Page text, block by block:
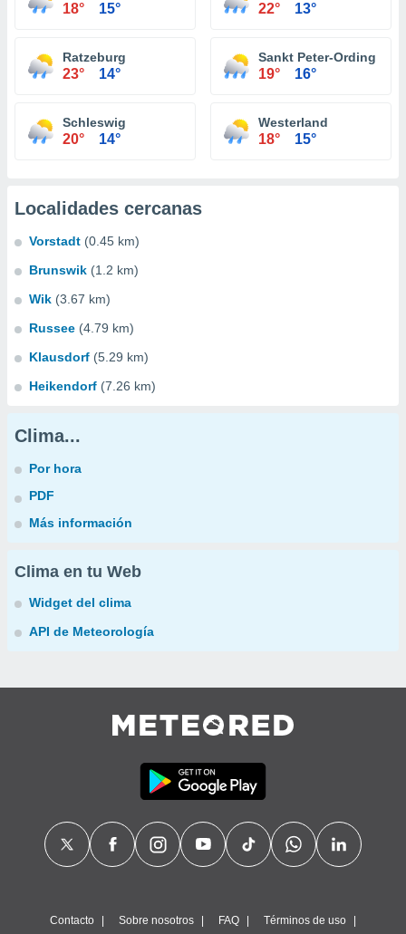
18° 15° 22° 13°
Ratzeburg
23° 14°
Sankt Peter-Ording
19° 16°
Schleswig
20° 14°
Westerland
18° 15°
Localidades cercanas
Vorstadt (0.45 km)
Brunswik (1.2 km)
Wik (3.67 km)
Russee (4.79 km)
Klausdorf (5.29 km)
Heikendorf (7.26 km)
Clima...
Por hora
PDF
Más información
Clima en tu Web
Widget del clima
API de Meteorología
Contacto Sobre nosotros FAQ Términos de uso